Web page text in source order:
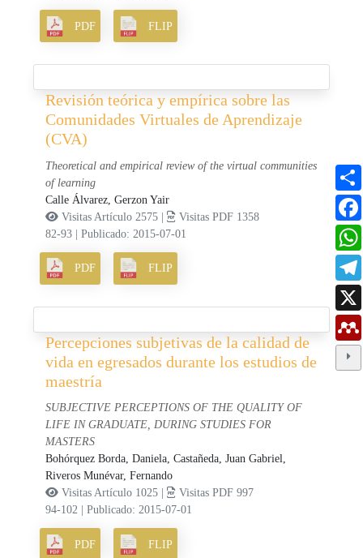
PDF FLIP
Revisión teórica y empírica sobre las
Comunidades Virtuales de Aprendizaje
(CVA)
Theoretical and empirical review of the virtual communities
of learning
Calle Álvarez, Gerzon Yair
Visitas Artículo 2575 |
Visitas PDF 1358
82-93
|Publicado: 2015-07-01
PDF FLIP
Percepciones subjetivas de la calidad de
vida en egresados durante los estudios de
maestría
SUBJECTIVE PERCEPTIONS OF THE QUALITY OF
LIFE IN GRADUATE, DURING STUDIES FOR
MASTERS
Bohórquez Borda, Daniela,Castañeda, Juan Gabriel,
Riveros Munévar, Fernando
Visitas Artículo 1025 |
Visitas PDF 997
94-102
|Publicado: 2015-07-01
PDF FLIP